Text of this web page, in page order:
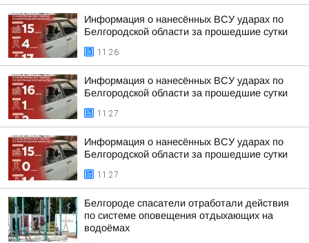
Информация о нанесённых ВСУ ударах по
Белгородской области за прошедшие сутки
11:26
Информация о нанесённых ВСУ ударах по
Белгородской области за прошедшие сутки
11:27
Информация о нанесённых ВСУ ударах по
Белгородской области за прошедшие сутки
11:27
Белгороде спасатели отработали действия
по системе оповещения отдыхающих на
водоёмах